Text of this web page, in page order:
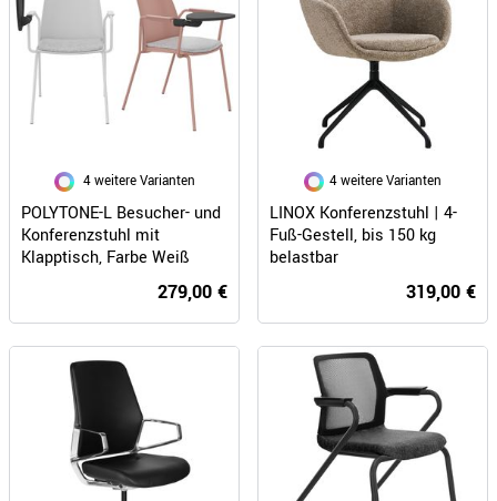
4 weitere Varianten
POLYTONE-L Besucher- und
Konferenzstuhl mit
Klapptisch, Farbe Weiß
279,00 €
4 weitere Varianten
LINOX Konferenzstuhl | 4-
Fuß-Gestell, bis 150 kg
belastbar
319,00 €